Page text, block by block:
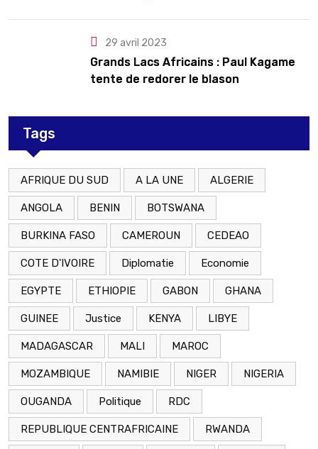
29 avril 2023
Grands Lacs Africains : Paul Kagame
tente de redorer le blason
Tags
AFRIQUE DU SUD A LA UNE ALGERIE
ANGOLA BENIN BOTSWANA
BURKINA FASO CAMEROUN CEDEAO
COTE D'IVOIRE Diplomatie Economie
EGYPTE ETHIOPIE GABON GHANA
GUINEE Justice KENYA LIBYE
MADAGASCAR MALI MAROC
MOZAMBIQUE NAMIBIE NIGER NIGERIA
OUGANDA Politique RDC
REPUBLIQUE CENTRAFRICAINE RWANDA